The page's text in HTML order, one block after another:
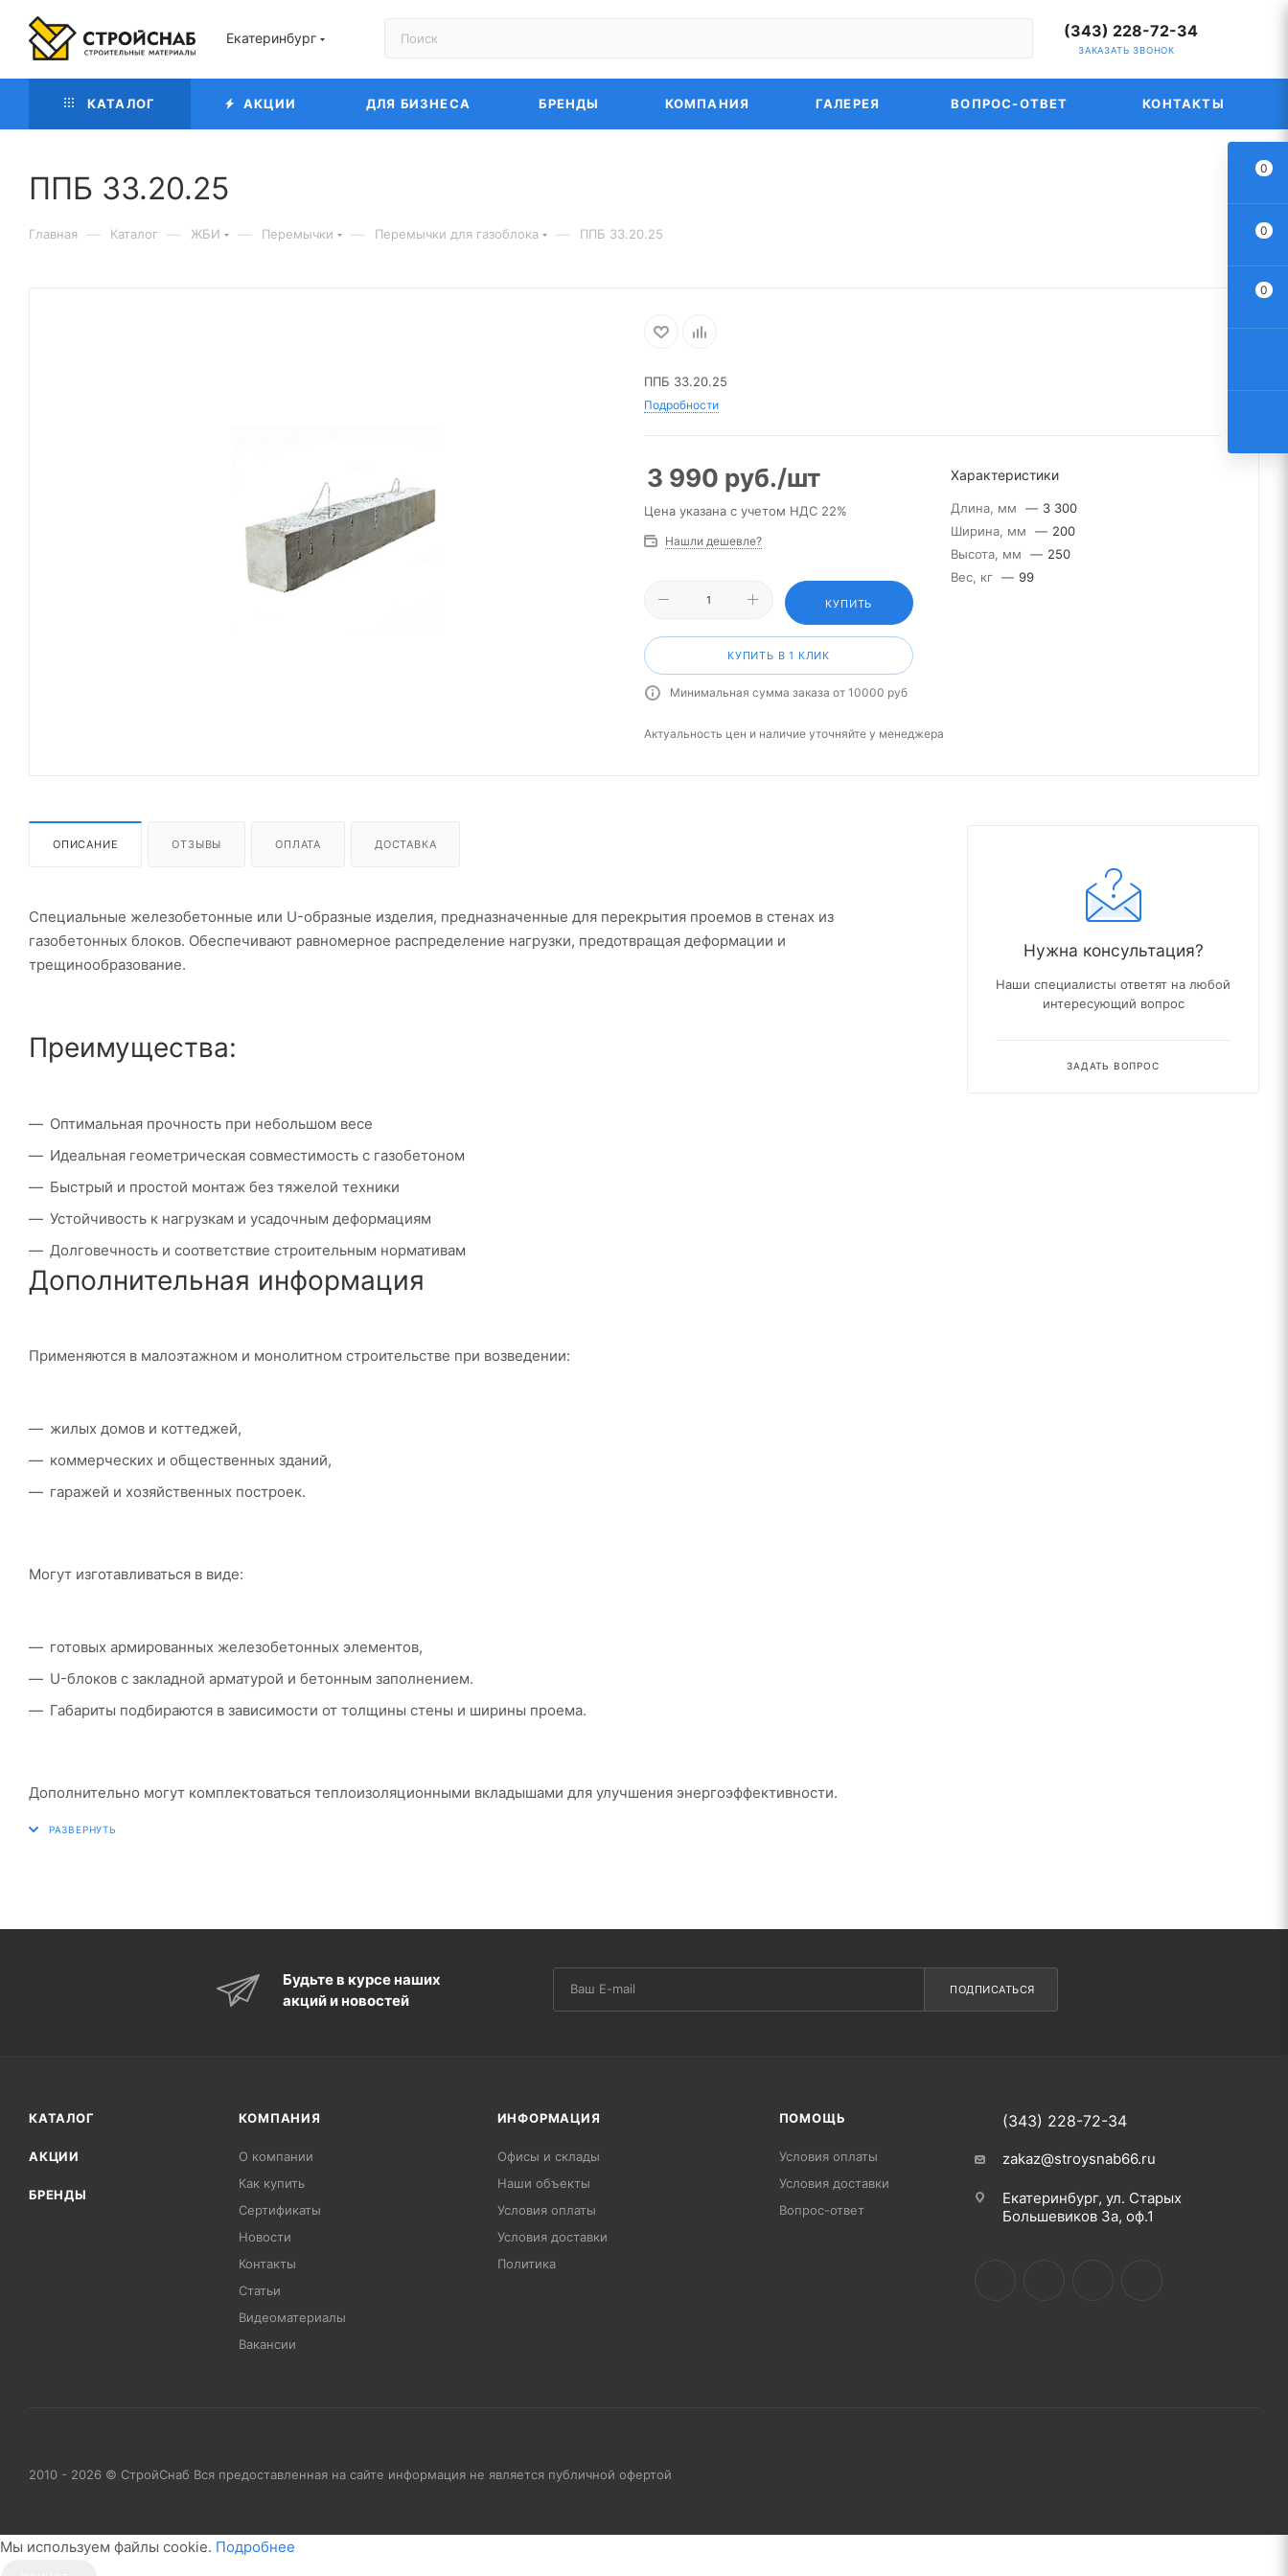
Екатеринбург (343) 228-72-34
ЗАКАЗАТЬ ЗВОНОК
КАТАЛОГ АКЦИИ ДЛЯ БИЗНЕСА БРЕНДЫ КОМПАНИЯ ГАЛЕРЕЯ ВОПРОС-ОТВЕТ КОНТАКТЫ
ППБ 33.20.25
Главная — Каталог — ЖБИ — Перемычки — Перемычки для газоблока — ППБ 33.20.25
ППБ 33.20.25
Подробности
3 990 руб./шт
Цена указана с учетом НДС 22%
Нашли дешевле?
КУПИТЬ
КУПИТЬ В 1 КЛИК
Минимальная сумма заказа от 10000 руб
Характеристики
Длина, мм — 3 300
Ширина, мм
— 200
Высота, мм
— 250
Вес, кг — 99
Актуальность цен и наличие уточняйте у менеджера
ОПИСАНИЕ ОТЗЫВЫ ОПЛАТА ДОСТАВКА
Специальные железобетонные или U-образные изделия, предназначенные для перекрытия проемов в стенах из
газобетонных блоков. Обеспечивают равномерное распределение нагрузки, предотвращая деформации и
трещинообразование.
Преимущества:
Оптимальная прочность при небольшом весе
Идеальная геометрическая совместимость с газобетоном
Быстрый и простой монтаж без тяжелой техники
Устойчивость к нагрузкам и усадочным деформациям
Долговечность и соответствие строительным нормативам
Дополнительная информация
Применяются в малоэтажном и монолитном строительстве при возведении:
жилых домов и коттеджей,
коммерческих и общественных зданий,
гаражей и хозяйственных построек.
Могут изготавливаться в виде:
готовых армированных железобетонных элементов,
U-блоков с закладной арматурой и бетонным заполнением.
Габариты подбираются в зависимости от толщины стены и ширины проема.
Дополнительно могут комплектоваться теплоизоляционными вкладышами для улучшения энергоэффективности.
Нужна консультация?
Наши специалисты ответят на любой
интересующий вопрос
ЗАДАТЬ ВОПРОС
Будьте в курсе наших
акций и новостей
ПОДПИСАТЬСЯ
КАТАЛОГ
АКЦИИ
БРЕНДЫ
КОМПАНИЯ
О компании
Как купить
Сертификаты
Новости
Контакты
Статьи
Видеоматериалы
Вакансии
ИНФОРМАЦИЯ
Офисы и склады
Наши объекты
Условия оплаты
Условия доставки
Политика
ПОМОЩЬ
Условия оплаты
Условия доставки
Вопрос-ответ
(343) 228-72-34
zakaz@stroysnab66.ru
Екатеринбург, ул. Старых
Большевиков 3а, оф.1
2010 - 2026 © СтройСнаб Вся предоставленная на сайте информация не является публичной офертой
0
0
0
Мы используем файлы cookie. Подробнее